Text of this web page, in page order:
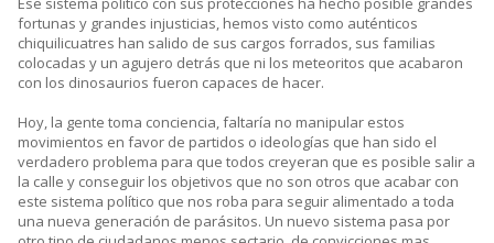
fortunas y grandes injusticias, hemos visto como auténticos
chiquilicuatres han salido de sus cargos forrados, sus familias
colocadas y un agujero detrás que ni los meteoritos que acabaron
con los dinosaurios fueron capaces de hacer.
Hoy, la gente toma conciencia, faltaría no manipular estos
movimientos en favor de partidos o ideologías que han sido el
verdadero problema para que todos creyeran que es posible salir a
la calle y conseguir los objetivos que no son otros que acabar con
este sistema político que nos roba para seguir alimentado a toda
una nueva generación de parásitos. Un nuevo sistema pasa por